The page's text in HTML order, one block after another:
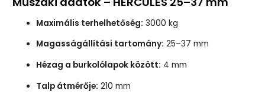
Maximális terhelhetőség: 3000 kg
Magasságállítási tartomány: 25–37 mm
Hézag a burkolólapok között: 4 mm
Talp átmérője: 210 mm